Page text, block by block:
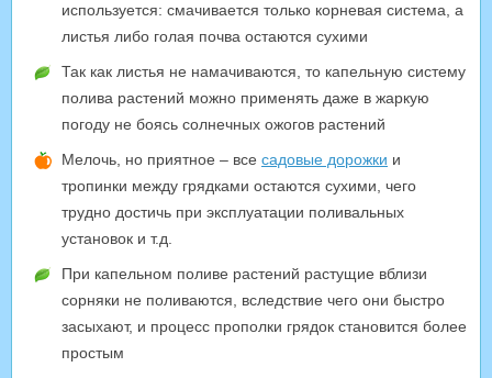
используется: смачивается только корневая система, а
листья либо голая почва остаются сухими
Так как листья не намачиваются, то капельную систему
полива растений можно применять даже в жаркую
погоду не боясь солнечных ожогов растений
Мелочь, но приятное – все садовые дорожки и
тропинки между грядками остаются сухими, чего
трудно достичь при эксплуатации поливальных
установок и т.д.
При капельном поливе растений растущие вблизи
сорняки не поливаются, вследствие чего они быстро
засыхают, и процесс прополки грядок становится более
простым